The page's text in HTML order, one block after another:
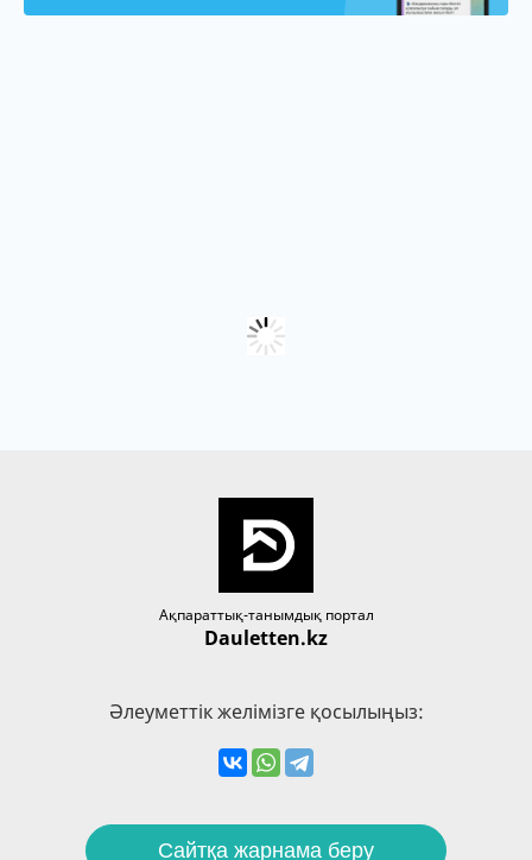
Ақпараттық-танымдық портал
Dauletten.kz
Әлеуметтік желімізге қосылыңыз:
Сайтқа жарнама беру